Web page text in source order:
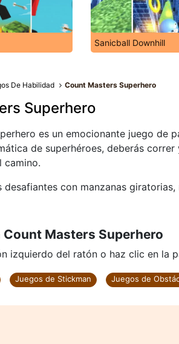
Sanicball Downhill
De Habilidad Count Masters Superhero
Superhero
es un emocionante juego de
de superhéroes, deberás
camino.
desafiantes con manzanas
Count Masters Superhero
izquierdo del ratón o haz clic en la
Juegos de Stickman Juegos de